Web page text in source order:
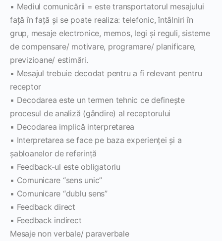
▪ Mediul comunicării = este transportatorul mesajului
faţă în faţă și se poate realiza: telefonic, întâlniri în
grup, mesaje electronice, memos, legi şi reguli, sisteme
de compensare/ motivare, programare/ planificare,
previzioane/ estimări.
▪ Mesajul trebuie decodat pentru a fi relevant pentru
receptor
▪ Decodarea este un termen tehnic ce defineşte
procesul de analiză (gândire) al receptorului
▪ Decodarea implică interpretarea
▪ Interpretarea se face pe baza experienţei şi a
şabloanelor de referinţă
▪ Feedback-ul este obligatoriu
▪ Comunicare “sens unic”
▪ Comunicare “dublu sens”
▪ Feedback direct
▪ Feedback indirect
Mesaje non verbale/ paraverbale